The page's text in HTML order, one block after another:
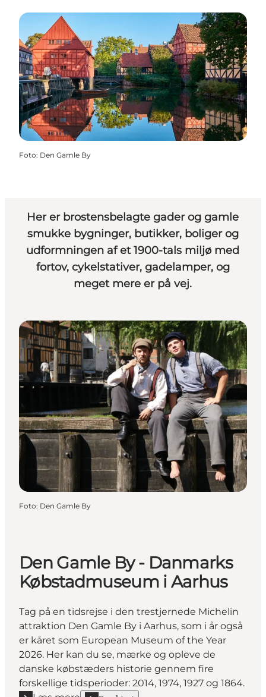
Foto: Den Gamle By
Her er brostensbelagte gader og gamle
smukke bygninger, butikker, boliger og
udformningen af et 1900-tals miljø med
fortov, cykelstativer, gadelamper, og
meget mere er på vej.
Foto: Den Gamle By
Den Gamle By - Danmarks
Købstadmuseum i Aarhus
Tag på en tidsrejse i den trestjernede Michelin
attraktion Den Gamle By i Aarhus, som i år også
er kåret som European Museum of the Year
2026. Her kan du se, mærke og opleve de
danske købstæders historie gennem fire
forskellige tidsperioder: 2014, 1974, 1927 og 1864.